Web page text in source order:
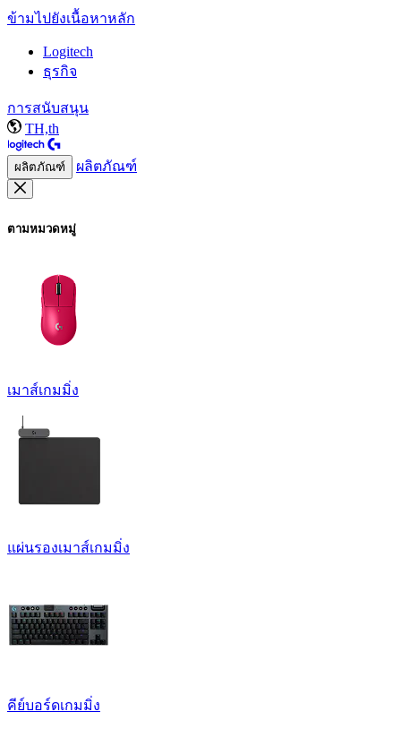
ข้ามไปยังเนื้อหาหลัก
Logitech
ธุรกิจ
การสนับสนุน
TH,th
ผลิตภัณฑ์ ผลิตภัณฑ์
ตามหมวดหมู่
เมาส์เกมมิ่ง
แผ่นรองเมาส์เกมมิ่ง
คีย์บอร์ดเกมมิ่ง